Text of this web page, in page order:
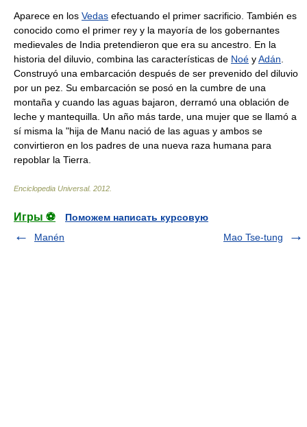
Aparece en los Vedas efectuando el primer sacrificio. También es
conocido como el primer rey y la mayoría de los gobernantes
medievales de India pretendieron que era su ancestro. En la
historia del diluvio, combina las características de Noé yAdán
Construyó una embarcación después de ser prevenido del diluvio
por un pez. Su embarcación se posó en la cumbre de una
montaña y cuando las aguas bajaron, derramó una oblación de
leche y mantequilla. Un año más tarde, una mujer que se llamó a
sí misma la "hija de Manu nació de las aguas y ambos se
convirtieron en los padres de una nueva raza humana para
repoblar la Tierra.
Enciclopedia Universal. 2012
Игры ⚽
Поможем написать курсовую
Manén
Mao Tse-tung